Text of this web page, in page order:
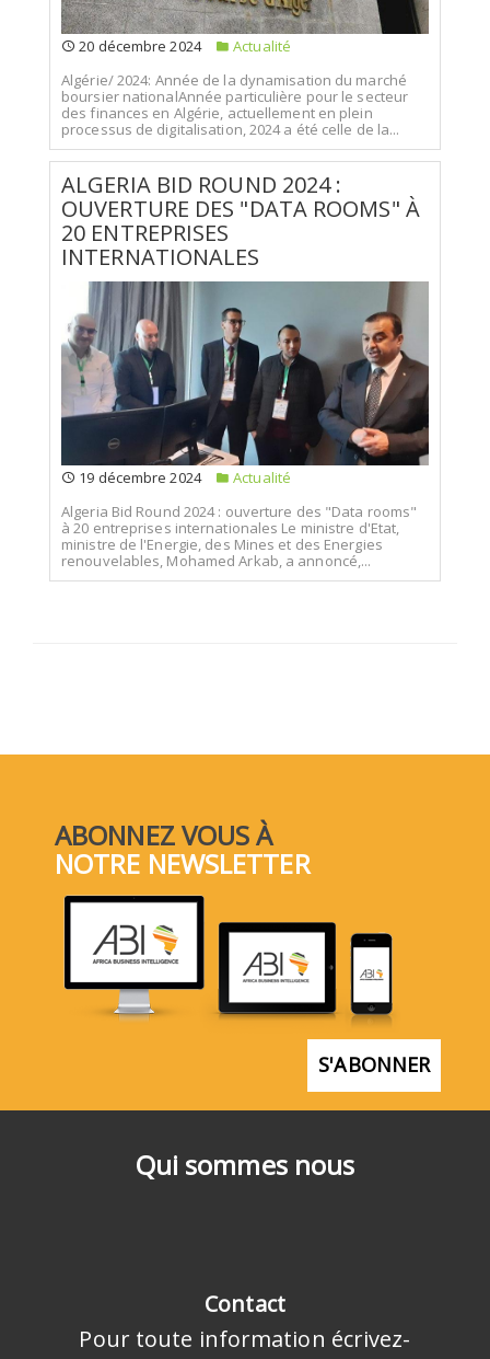
20 décembre 2024
Actualité
Algérie/ 2024: Année de la dynamisation du marché
boursier nationalAnnée particulière pour le secteur
des finances en Algérie, actuellement en plein
processus de digitalisation, 2024 a été celle de la...
ALGERIA BID ROUND 2024 :
OUVERTURE DES "DATA ROOMS" À
20 ENTREPRISES
INTERNATIONALES
19 décembre 2024
Actualité
Algeria Bid Round 2024 : ouverture des "Data rooms"
à 20 entreprises internationales Le ministre d'Etat,
ministre de l'Energie, des Mines et des Energies
renouvelables, Mohamed Arkab, a annoncé,...
Qui sommes nous
Contact
Pour toute information écrivez-
ABONNEZ VOUS À
NOTRE NEWSLETTER
S'ABONNER